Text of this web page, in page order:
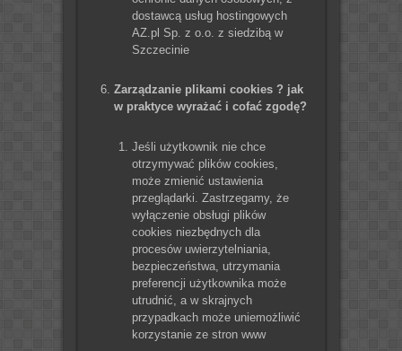
dostawcą usług hostingowych
AZ.pl Sp. z o.o. z siedzibą w
Szczecinie
Zarządzanie plikami cookies ? jak
w praktyce wyrażać i cofać zgodę?
Jeśli użytkownik nie chce
otrzymywać plików cookies,
może zmienić ustawienia
przeglądarki. Zastrzegamy, że
wyłączenie obsługi plików
cookies niezbędnych dla
procesów uwierzytelniania,
bezpieczeństwa, utrzymania
preferencji użytkownika może
utrudnić, a w skrajnych
przypadkach może uniemożliwić
korzystanie ze stron www